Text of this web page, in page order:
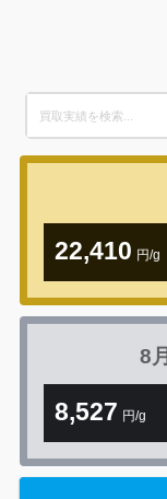
for:
22,410 円/g
8
8,527 円/g